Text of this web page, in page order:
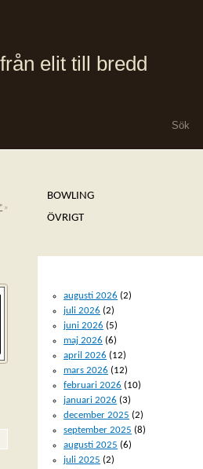
elit till bredd
»
BOWLING
ÖVRIGT
augusti 2026 (2)
juli 2026 (2)
juni 2026 (5)
maj 2026 (6)
april 2026 (12)
mars 2026 (12)
februari 2026 (10)
januari 2026 (3)
december 2025 (2)
september 2025 (8)
augusti 2025 (6)
juli 2025 (2)